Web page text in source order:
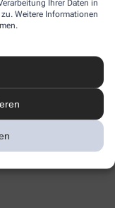
Ihrer Daten in
Weitere Informationen